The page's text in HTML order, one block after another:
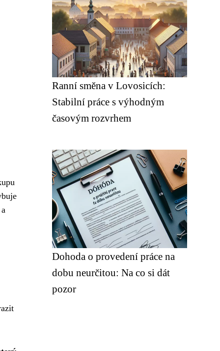
Ranní směna v Lovosicích:
Stabilní práce s výhodným
časovým rozvrhem
Dohoda o provedení práce na
dobu neurčitou: Na co si dát
pozor